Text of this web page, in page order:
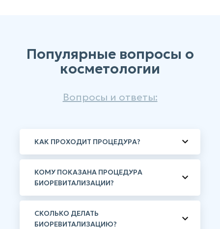
Популярные вопросы о
косметологии
Вопросы и ответы:
КАК ПРОХОДИТ ПРОЦЕДУРА?
КОМУ ПОКАЗАНА ПРОЦЕДУРА
БИОРЕВИТАЛИЗАЦИИ?
СКОЛЬКО ДЕЛАТЬ
БИОРЕВИТАЛИЗАЦИЮ?